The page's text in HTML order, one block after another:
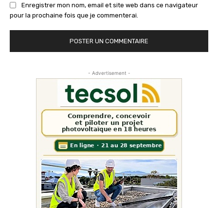
Enregistrer mon nom, email et site web dans ce navigateur
pour la prochaine fois que je commenterai.
- Advertisement -